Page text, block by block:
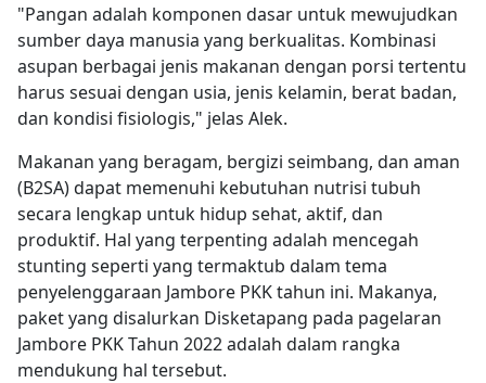
"Pangan adalah komponen dasar untuk mewujudkan
sumber daya manusia yang berkualitas. Kombinasi
asupan berbagai jenis makanan dengan porsi tertentu
harus sesuai dengan usia, jenis kelamin, berat badan,
dan kondisi fisiologis," jelas Alek.
Makanan yang beragam, bergizi seimbang, dan aman
(B2SA) dapat memenuhi kebutuhan nutrisi tubuh
secara lengkap untuk hidup sehat, aktif, dan
produktif. Hal yang terpenting adalah mencegah
stunting seperti yang termaktub dalam tema
penyelenggaraan Jambore PKK tahun ini. Makanya,
paket yang disalurkan Disketapang pada pagelaran
Jambore PKK Tahun 2022 adalah dalam rangka
mendukung hal tersebut.